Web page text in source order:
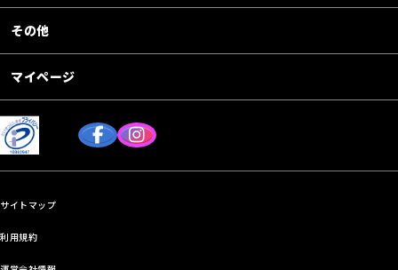
その他
マイページ
サイトマップ
利用規約